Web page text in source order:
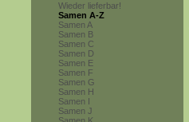
Wieder lieferbar!
Samen A-Z
Samen A
Samen B
Samen C
Samen D
Samen E
Samen F
Samen G
Samen H
Samen I
Samen J